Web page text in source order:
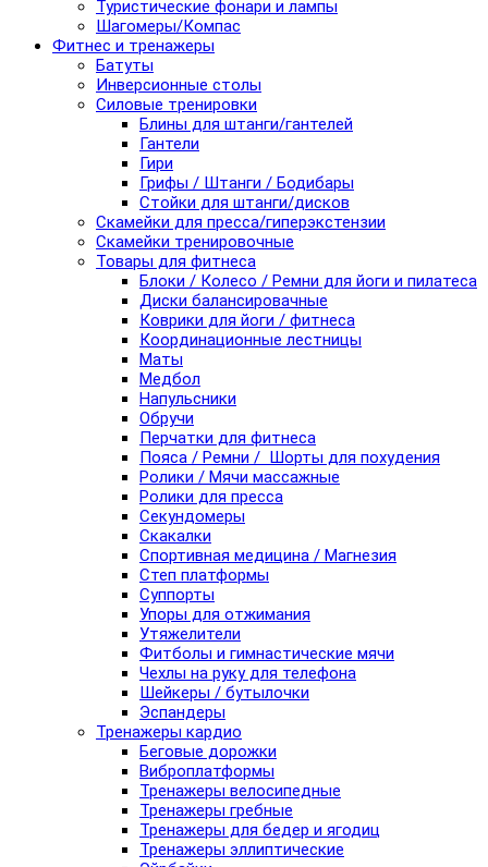
Туристические фонари и лампы
Шагомеры/Компас
Фитнес и тренажеры
Батуты
Инверсионные столы
Силовые тренировки
Блины для штанги/гантелей
Гантели
Гири
Грифы / Штанги / Бодибары
Стойки для штанги/дисков
Скамейки для пресса/гиперэкстензии
Скамейки тренировочные
Товары для фитнеса
Блоки / Колесо / Ремни для йоги и пилатеса
Диски балансировачные
Коврики для йоги / фитнеса
Координационные лестницы
Маты
Медбол
Напульсники
Обручи
Перчатки для фитнеса
Пояса / Ремни / Шорты для похудения
Ролики / Мячи массажные
Ролики для пресса
Секундомеры
Скакалки
Спортивная медицина / Магнезия
Степ платформы
Суппорты
Упоры для отжимания
Утяжелители
Фитболы и гимнастические мячи
Чехлы на руку для телефона
Шейкеры / бутылочки
Эспандеры
Тренажеры кардио
Беговые дорожки
Виброплатформы
Тренажеры велосипедные
Тренажеры гребные
Тренажеры для бедер и ягодиц
Тренажеры эллиптические